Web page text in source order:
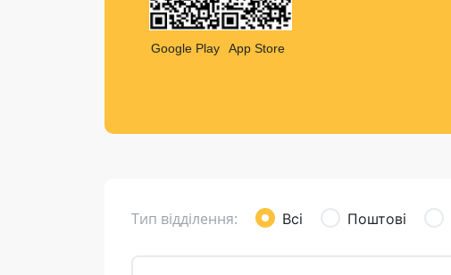
Листи та листівки
Кур’єрська доставка
Google Play App Store
Тип відділення: Всі Поштові